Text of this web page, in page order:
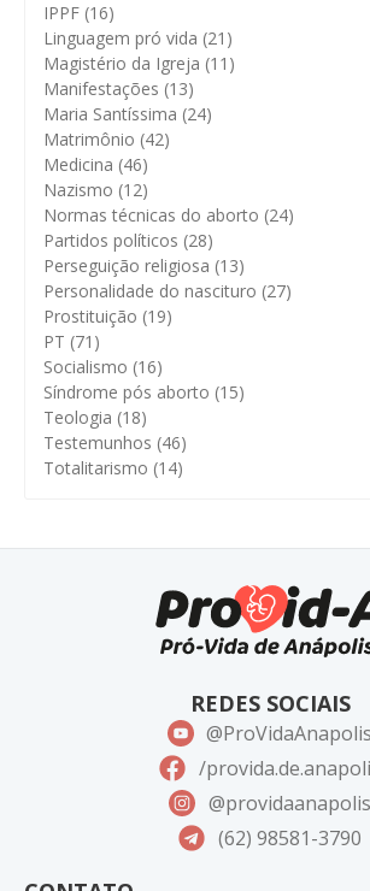
IPPF (16)
Linguagem pró vida (21)
Magistério da Igreja (11)
Manifestações (13)
Maria Santíssima (24)
Matrimônio (42)
Medicina (46)
Nazismo (12)
Normas técnicas do aborto (24)
Partidos políticos (28)
Perseguição religiosa (13)
Personalidade do nascituro (27)
Prostituição (19)
PT (71)
Socialismo (16)
Síndrome pós aborto (15)
Teologia (18)
Testemunhos (46)
Totalitarismo (14)
REDES SOCIAIS
@ProVidaAnapolis
/
@providaanapolis
(62) 98581-3790